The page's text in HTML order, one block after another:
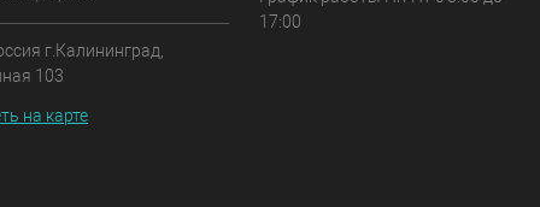
г.Калининград,
103
на карте
17:00